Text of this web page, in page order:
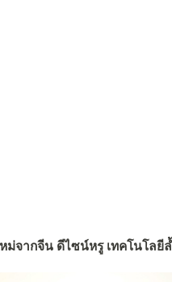
ม่จากจีน ดีไซน์หรู เทคโนโลยี